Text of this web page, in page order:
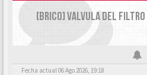
[BRICO] VALVULA DEL
Fecha actual 06 Ago 2026, 19:18